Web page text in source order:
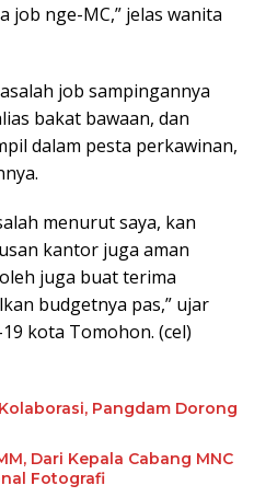
job nge-MC,” jelas wanita
job sampingannya
bakat bawaan, dan
dalam pesta perkawinan,
menurut saya, kan
kantor juga aman
juga buat terima
budgetnya pas,” ujar
kota Tomohon. (cel)
Pangdam Dorong
Dari Kepala Cabang MNC
Fotografi